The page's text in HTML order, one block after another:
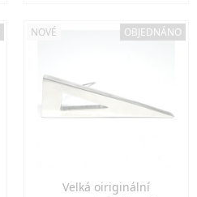
NOVÉ OBJEDNÁNO
Velká oiriginální